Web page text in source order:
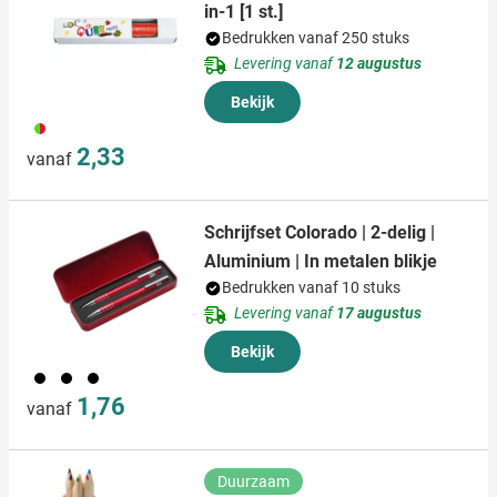
partners kunnen deze gegevens combineren met andere
informatie die u aan ze heeft verstrekt of die ze hebben
verzameld op basis van uw gebruik van hun services.
009
vanaf 2,33
in-1 [1 st.]
Bedrukken vanaf 250 stuks
Levering vanaf12 augustus
Bekijk
001 023 008
vanaf 1,76
Schrijfset Colorado | 2-delig |
Aluminium | In metalen blikje
Bedrukken vanaf 10 stuks
Levering vanaf17 augustus
Bekijk
Duurzaam